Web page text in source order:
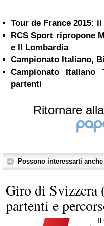
Tour de France 2015:
RCS Sport ripropone
e Il Lombardia
Campionato Italiano,
Campionato Italiano
partenti
Ritornare
Possono interessarti
Giro di Svizzera
partenti e
Il